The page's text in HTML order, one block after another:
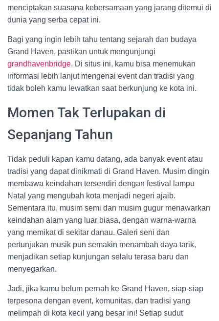
menciptakan suasana kebersamaan yang jarang ditemui di
dunia yang serba cepat ini.
Bagi yang ingin lebih tahu tentang sejarah dan budaya
Grand Haven, pastikan untuk mengunjungi
grandhavenbridge. Di situs ini, kamu bisa menemukan
informasi lebih lanjut mengenai event dan tradisi yang
tidak boleh kamu lewatkan saat berkunjung ke kota ini.
Momen Tak Terlupakan di
Sepanjang Tahun
Tidak peduli kapan kamu datang, ada banyak event atau
tradisi yang dapat dinikmati di Grand Haven. Musim dingin
membawa keindahan tersendiri dengan festival lampu
Natal yang mengubah kota menjadi negeri ajaib.
Sementara itu, musim semi dan musim gugur menawarkan
keindahan alam yang luar biasa, dengan warna-warna
yang memikat di sekitar danau. Galeri seni dan
pertunjukan musik pun semakin menambah daya tarik,
menjadikan setiap kunjungan selalu terasa baru dan
menyegarkan.
Jadi, jika kamu belum pernah ke Grand Haven, siap-siap
terpesona dengan event, komunitas, dan tradisi yang
melimpah di kota kecil yang besar ini! Setiap sudut